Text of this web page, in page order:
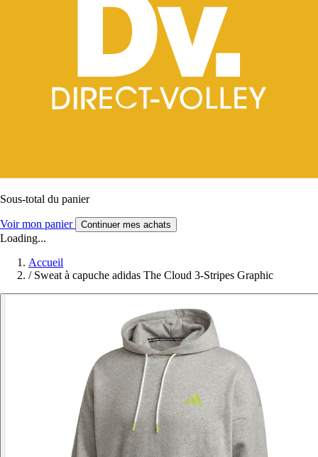
Sous-total du panier
Voir mon panier Continuer mes achats
Loading...
Accueil
/ Sweat à capuche adidas The Cloud 3-Stripes Graphic